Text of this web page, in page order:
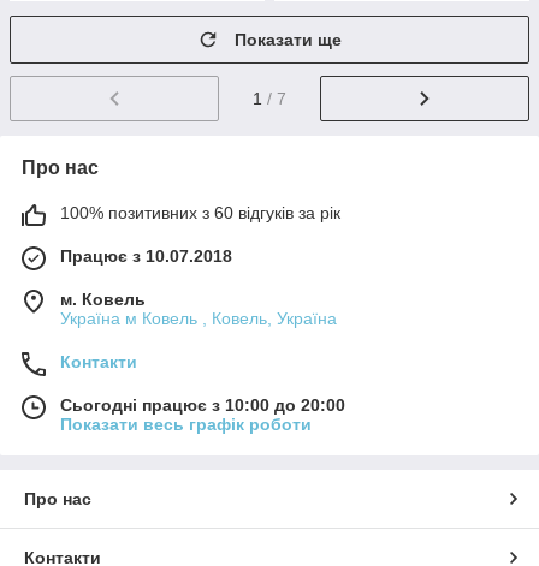
Показати ще
1 / 7
Про нас
100% позитивних з 60 відгуків за рік
Працює з 10.07.2018
м. Ковель
Україна м Ковель , Ковель, Україна
Контакти
Сьогодні працює з 10:00 до 20:00
Показати весь графік роботи
Про нас
Контакти